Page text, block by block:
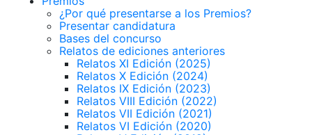
¿Por qué presentarse a los Premios?
Presentar candidatura
Bases del concurso
Relatos de ediciones anteriores
Relatos XI Edición (2025)
Relatos X Edición (2024)
Relatos IX Edición (2023)
Relatos VIII Edición (2022)
Relatos VII Edición (2021)
Relatos VI Edición (2020)